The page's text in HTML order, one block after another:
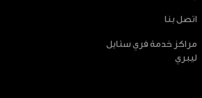
اتصل بنا
مراكز خدمة فري ستايل
ليبري